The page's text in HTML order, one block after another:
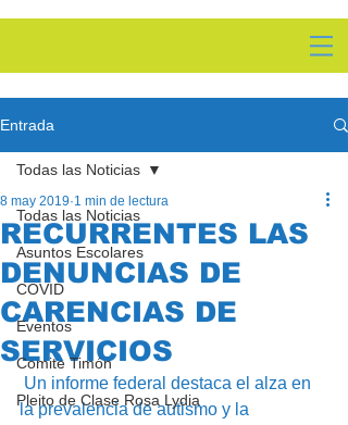
Entrada
Todas las Noticias
Asuntos Escolares
COVID
Eventos
Comite Timón
Pleito de Clase Rosa Lydia
Todas las Noticias
RECURRENTES LAS
DENUNCIAS DE
CARENCIAS DE
SERVICIOS
8 may 2019 1 min de lectura
la prevalencia de autismo y la